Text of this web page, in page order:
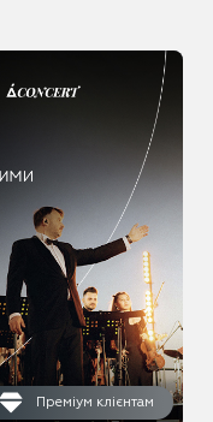
Преміум клієнтам